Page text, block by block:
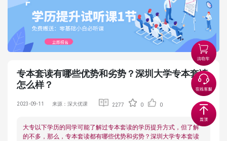
专本套读有哪些优势和劣势？深圳大学专本套读
怎么样？
2023-09-11 来源：深大优课 2277 0 0
大专以下学历的同学可能了解过专本套读的学历提升方式，但了解
的不多，那么，专本套读都有哪些优势和劣势？深圳大学专本套读